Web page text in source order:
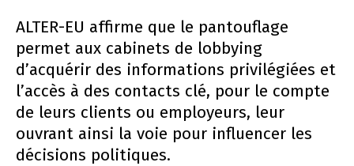
ALTER-EU affirme que le pantouflage
permet aux cabinets de lobbying
d’acquérir des informations privilégiées et
l’accès à des contacts clé, pour le compte
de leurs clients ou employeurs, leur
ouvrant ainsi la voie pour influencer les
décisions politiques.